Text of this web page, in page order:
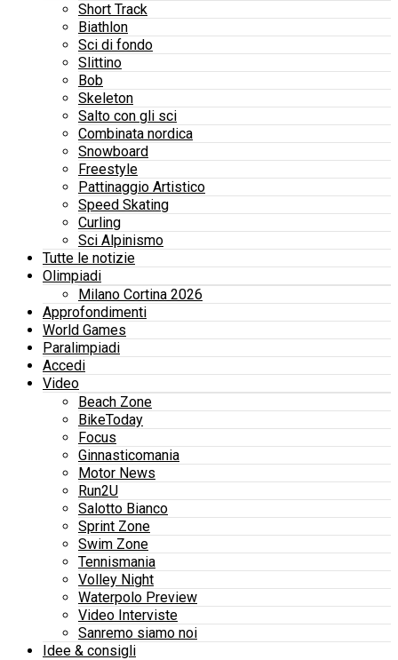
Short Track
Biathlon
Sci di fondo
Slittino
Bob
Skeleton
Salto con gli sci
Combinata nordica
Snowboard
Freestyle
Pattinaggio Artistico
Speed Skating
Curling
Sci Alpinismo
Tutte le notizie
Olimpiadi
Milano Cortina 2026
Approfondimenti
World Games
Paralimpiadi
Accedi
Video
Beach Zone
BikeToday
Focus
Ginnasticomania
Motor News
Run2U
Salotto Bianco
Sprint Zone
Swim Zone
Tennismania
Volley Night
Waterpolo Preview
Video Interviste
Sanremo siamo noi
Idee & consigli